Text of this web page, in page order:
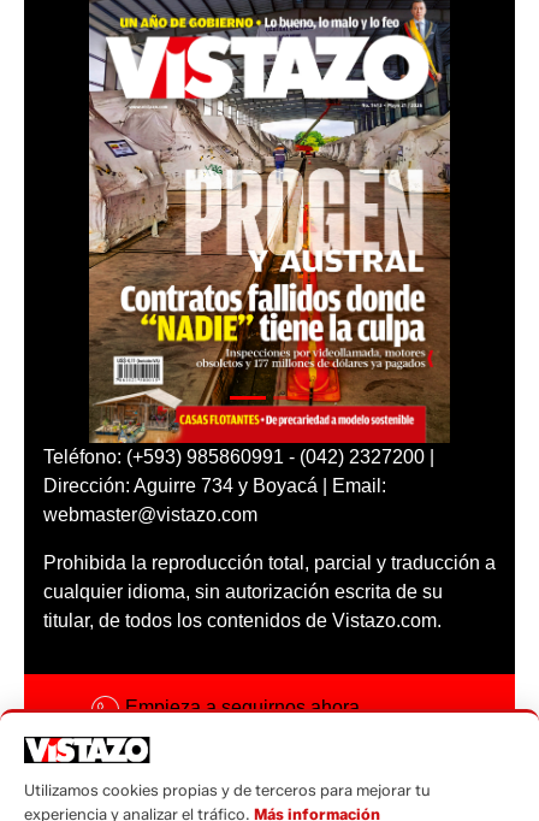
Teléfono: (+593) 985860991 - (042) 2327200 |
Dirección: Aguirre 734 y Boyacá | Email:
webmaster@vistazo.com
Prohibida la reproducción total, parcial y traducción a
cualquier idioma, sin autorización escrita de su
titular, de todos los contenidos de Vistazo.com.
Empieza a seguirnos ahora
Código ética
Utilizamos cookies propias y de terceros para mejorar tu
experiencia y analizar el tráfico. Más información